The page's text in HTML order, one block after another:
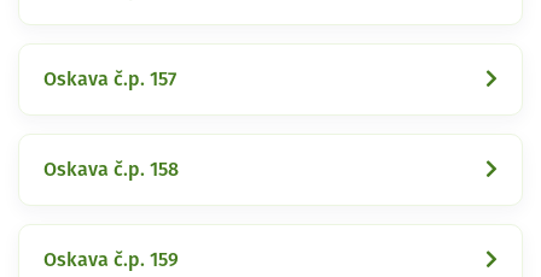
Oskava č.p. 157
Oskava č.p. 158
Oskava č.p. 159